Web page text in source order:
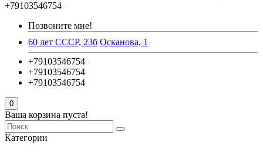
+79103546754
Позвоните мне!
60 лет СССР, 23б Осканова, 1
+79103546754
+79103546754
+79103546754
0
Ваша корзина пуста!
Категории